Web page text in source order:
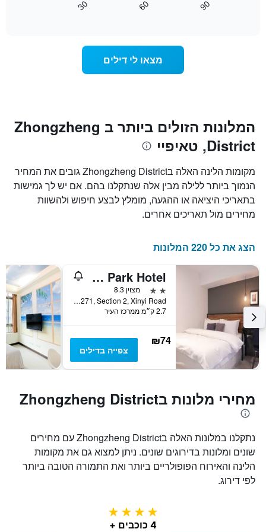
הממוצע
של
חדר
סוף
השבוע
זה
שנמצא
בימים
X
המציגים
את
הימים
שנותרו
עד
למועד
השהות
כולל
ציר
Y
המציג
את
מחיר
הממוצע
של
חדר
90
60
30
מצאו לי דילים
המלונות הזולים ביותר ב Zhongzheng
District, טאיפיי
מקומות הלינה האלה בZhongzheng District גובים את המחיר
הנמוך ביותר ללילה מבין אלה שנתקלנו בהם. אם יש לך גמישות
בתאריכי היציאה או ההגעה, מומלץ לבצע חיפוש ולהשוות
מחירים מול תאריכים אחרים.
הצג את כל 220 המלונות
Daan Park Hotel
2 כוכבים
מצוין 8.3
8F., No. 271, Section 2, Xinyi Road, טאיפיי, טייוואן
2.7 ק״מ ממרכז העיר
₪74
צפייה בדילים
מחירי מלונות בZhongzheng District
נתקלנו במלונות האלה בZhongzheng District עם מחירים
שונים ומלונות בדירוגים שונים. ניתן למצוא גם את מקומות
הלינה והאירוח הפופולריים ביותר ואת התמורה הטובה ביותר
לפי דירוג.
4 כוכבים
4 כוכבים +